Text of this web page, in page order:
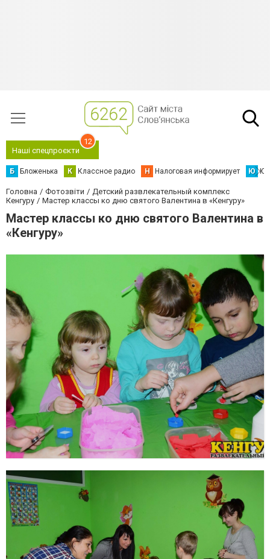
Наші спецпроєкти
12
Б Бложенька К Классное радио Н Налоговая информирует Ю
Головна Фотозвіти
Детский развлекательный комплекс
Кенгуру
Мастер классы ко дню святого Валентина в «Кенгуру»
Мастер классы ко дню святого Валентина в
«Кенгуру»